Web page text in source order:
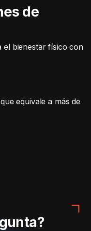
de
el bienestar físico con
equivale a más de